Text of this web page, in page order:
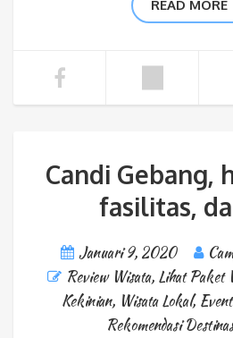
READ MORE
Candi Gebang,
fasilitas,
Januari 9, 2020
Review Wisata, Lihat Paket
Kekinian, Wisata Lokal,
Rekomendasi